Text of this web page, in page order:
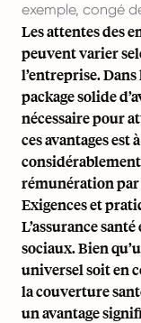
exemple, congé
Les attentes des
peuvent varier
l’entreprise.
package solide
nécessaire pour
ces avantages est
rémunération
Exigences et
L’assurance
sociaux. Bien
universel soit en
la couverture
un avantage